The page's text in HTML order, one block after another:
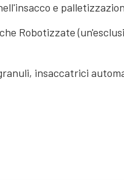
e
Robotizzate
insaccatrici